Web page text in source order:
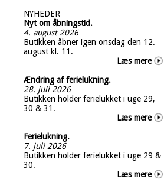
NYHEDER
Nyt om åbningstid.
4. august 2026
Butikken åbner igen onsdag den 12.
august kl. 11.
Læs mere
Ændring af ferielukning.
28. juli 2026
Butikken holder ferielukket i uge 29,
30 & 31.
Læs mere
Ferielukning.
7. juli 2026
Butikken holder ferielukket i uge 29 &
30.
Læs mere